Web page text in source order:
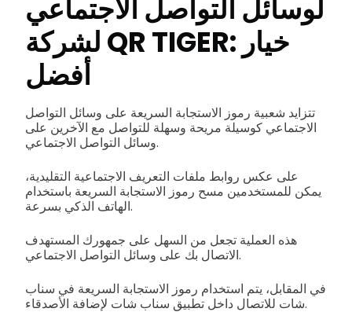
لوسائل التواصل الاجتماعي
لشركة QR TIGER: خيار
أفضل
تتزايد شعبية رموز الاستجابة السريعة على وسائل التواصل
الاجتماعي كوسيلة مريحة وسهلة للتواصل مع الآخرين على
وسائل التواصل الاجتماعي.
على عكس روابط ملفات التعريف الاجتماعية التقليدية،
يمكن للمستخدمين مسح رموز الاستجابة السريعة باستخدام
الهاتف الذكي بسرعة.
هذه العملية تجعل من السهل على جمهورك المستهدف
الاتصال بك على وسائل التواصل الاجتماعي.
في المقابل، يتم استخدام رموز الاستجابة السريعة في سناب
شات للاتصال داخل تطبيق سناب شات لإضافة الأصدقاء.